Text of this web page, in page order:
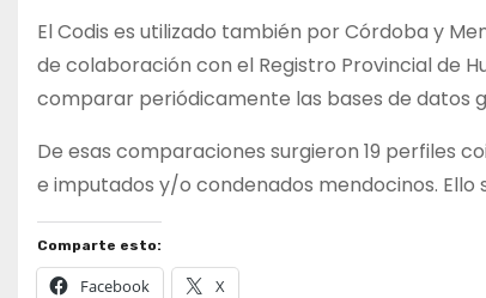
El Codis es utilizado también por Córdoba y
de colaboración con el Registro Provincial de
comparar periódicamente las bases de datos
De esas comparaciones surgieron 19 perfiles
e imputados y/o condenados mendocinos.
Comparte esto:
Facebook X